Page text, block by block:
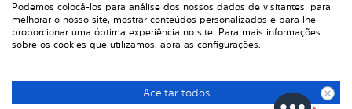
Podemos colocá-los para análise dos nossos dados de visitantes, para
melhorar o nosso site, mostrar conteúdos personalizados e para lhe
proporcionar uma óptima experiência no site. Para mais informações
sobre os cookies que utilizamos, abra as configurações.
Aceitar todos